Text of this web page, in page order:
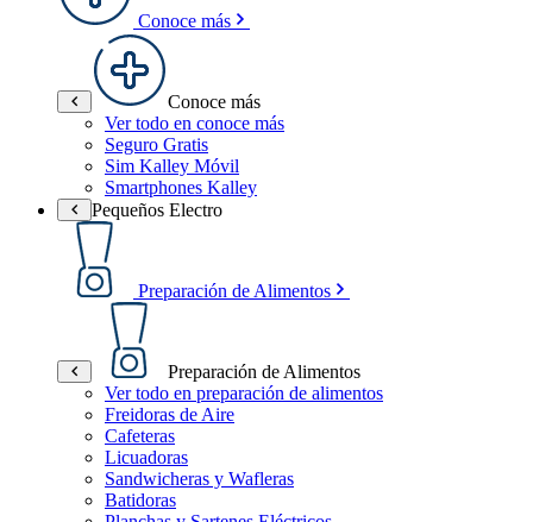
Conoce más
Conoce más
Ver todo en conoce más
Seguro Gratis
Sim Kalley Móvil
Smartphones Kalley
Pequeños Electro
Preparación de Alimentos
Preparación de Alimentos
Ver todo en preparación de alimentos
Freidoras de Aire
Cafeteras
Licuadoras
Sandwicheras y Wafleras
Batidoras